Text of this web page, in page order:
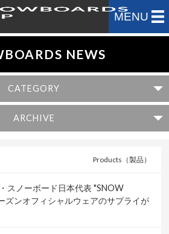
MENU
NEWS
CATEGORY
ARCHIVE
Products（製品）
スノーボード日本代表 "SNOW
ズンオフィシャルウェアのサプライが